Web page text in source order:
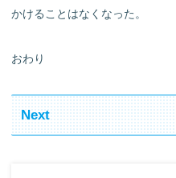
かけることはなくなった。
おわり
Next